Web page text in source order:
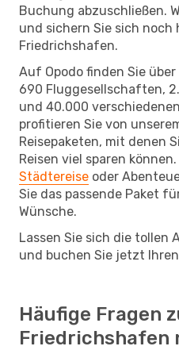
Buchung abzuschließen.
und sichern Sie sich noch
Friedrichshafen.
Auf Opodo finden Sie
690 Fluggesellschaften,
und 40.000
profitieren Sie von
Reisepaketen, mit denen
Reisen viel sparen
Städtereise oder
Sie das passende Paket
Wünsche.
Lassen Sie sich die tollen
und buchen Sie jetzt
Häufige Fragen
Friedrichshafen